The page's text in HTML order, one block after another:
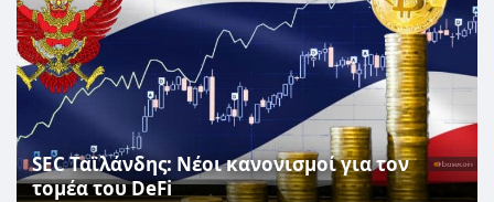
SEC Ταϊλάνδης: Νέοι κανονισμοί για τον
τομέα του DeFi